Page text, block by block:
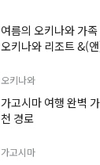
여름의 오키나와 가
오키나와 리조트 &(
오키나와
가고시마 여행 완벽
천 경로
가고시마